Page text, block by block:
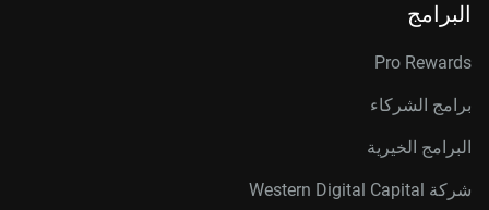
البرامج
Pro Rewards
برامج الشركاء
البرامج الخيرية
شركة Western Digital Capital